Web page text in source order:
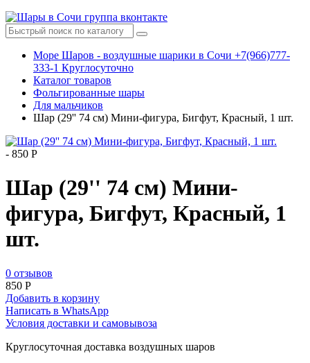
Море Шаров - воздушные шарики в Сочи +7(966)777-
333-1 Круглосуточно
Каталог товаров
Фольгированные шары
Для мальчиков
Шар (29'' 74 см) Мини-фигура, Бигфут, Красный, 1 шт.
- 850 Р
Шар (29'' 74 см) Мини-
фигура, Бигфут, Красный, 1
шт.
0 отзывов
850 Р
Добавить в корзину
Написать в WhatsApp
Условия доставки и самовывоза
Круглосуточная доставка воздушных шаров